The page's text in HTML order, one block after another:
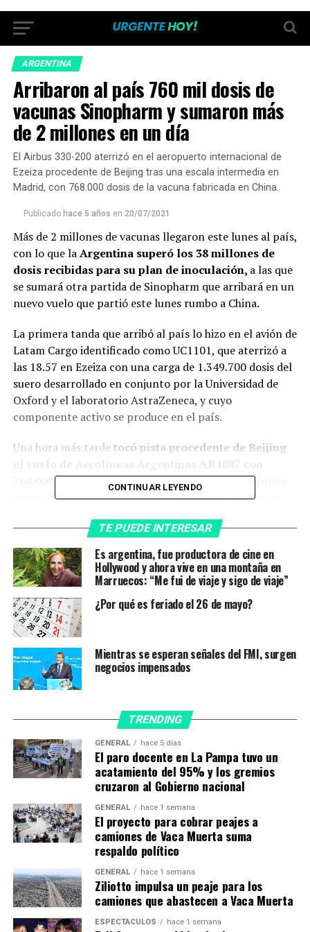
ARGENTINA
Arribaron al país 760 mil dosis de
vacunas Sinopharm y sumaron más
de 2 millones en un día
El Airbus 330-200 aterrizó en el aeropuerto internacional de
Ezeiza procedente de Beijing tras una escala intermedia en
Madrid, con 768.000 dosis de la vacuna fabricada en China.
Publicado hace 5 años en 20/07/2021
Más de 2 millones de vacunas llegaron este lunes al país,
con lo que laArgentina superó los 38 millones de
dosis recibidas para su plan de inoculación, a las que
se sumará otra partida de Sinopharm que arribará en un
nuevo vuelo que partió este lunes rumbo a China.
La primera tanda que arribó al país lo hizo en el avión de
Latam Cargo identificado como UC1101, que aterrizó a
las 18.57 en Ezeiza con una carga de 1.349.700 dosis del
suero desarrollado en conjunto por la Universidad de
Oxford y el laboratorio AstraZeneca, y cuyo
componente activo se produce en el país.
Una hora más tarde tocó pista procedente de Beijing
768.000 dosis de Sinopharm, en lo que fue el séptimo
avión de la línea de bandera de un total de diez viajes
inoculantes del laboratorio chino.
El lunes al mediodía partió el noveno servicio a China y,
con este vuelo, solo restaría uno que saldría el martes,
para completar los 10 traslados aéreos de vacunas
anunciados para julio.
El Airbus 330-200 despegó a las 12.55 desde Ezeiza y,
tras una escala intermedia en Madrid tanto a la ida
como a la vuelta, se espera su regreso para las 19.10 del
martes.
Durante el martes hará lo propio el AR1089, la séptima
y octava operación hacia y desde la capital china.
«En este momento tenemos tres aviones en simultáneo
realizando operaciones de carga de vacunas. Es un gran
esfuerzo pero también es una gran alegría porque son
millones de nuevas dosis que llegan», dijo Pablo Ceriani,
titular de la línea de bandera.
Las operaciones que la empresa está realizando hacia y
desde China forman parte de un acuerdo que le
permitirá al país traer 24 millones de dosis entre este
mes y septiembre.
CONTINUAR LEYENDO
TE PUEDE INTERESAR
Es argentina, fue productora de cine en
Hollywood y ahora vive en una montaña en
Marruecos: “Me fui de viaje y sigo de viaje”
¿Por qué es feriado el 26 de mayo?
Mientras se esperan señales del FMI, surgen
negocios impensados
TRENDING
GENERAL hace 5 días
El paro docente en La Pampa tuvo un
acatamiento del 95% y los gremios
cruzaron al Gobierno nacional
GENERAL hace 1 semana
El proyecto para cobrar peajes a
camiones de Vaca Muerta suma
respaldo político
GENERAL hace 1 semana
Ziliotto impulsa un peaje para los
camiones que abastecen a Vaca Muerta
ESPECTÁCULOS hace 1 semana